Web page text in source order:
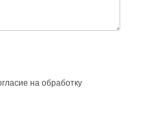
на обработку